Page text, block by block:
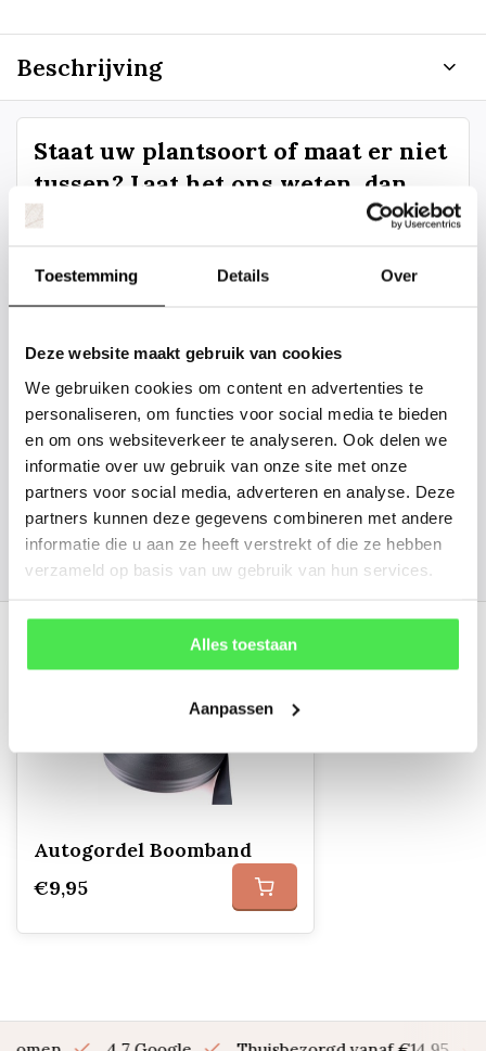
Toestemming Details Over
Deze website maakt gebruik van cookies
We gebruiken cookies om content en advertenties te
personaliseren, om functies voor social media te bieden
en om ons websiteverkeer te analyseren. Ook delen we
informatie over uw gebruik van onze site met onze
partners voor social media, adverteren en analyse. Deze
partners kunnen deze gegevens combineren met andere
informatie die u aan ze heeft verstrekt of die ze hebben
verzameld op basis van uw gebruik van hun services.
Alles toestaan
Aanpassen
Beschrijving
Staat uw plantsoort of maat er niet
tussen? Laat het ons weten, dan
gaan we voor u kijken. Stuur ons
vorm. Wilt u weten hoe uw plant of
boom er ongeveer eruit ziet? We
kunnen u een foto sturen.
info@tuinplantenbezorgd.nl
06 45 601 508 (tijdelijk niet bereikbaar)
156 customers give us a 4.7/5 at
Recent bekeken
Autogordel Boomband
€9,95